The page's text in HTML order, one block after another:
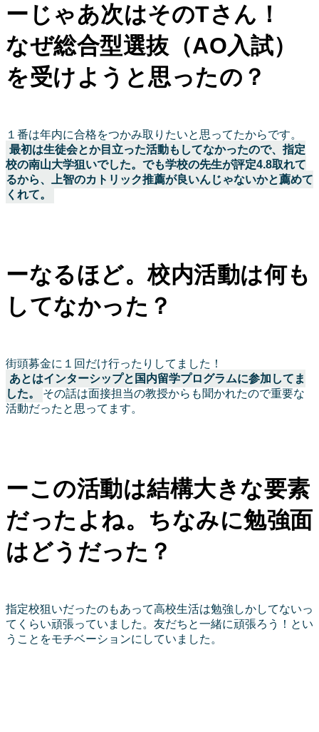
ーじゃあ次はそのTさん！
なぜ総合型選抜（AO入試）
を受けようと思ったの？
１番は年内に合格をつかみ取りたいと思ってたからです。
最初は生徒会とか目立った活動もしてなかったので、指定
校の南山大学狙いでした。でも学校の先生が評定4.8取れて
るから、上智のカトリック推薦が良いんじゃないかと薦めて
くれて。
ーなるほど。校内活動は何も
してなかった？
街頭募金に１回だけ行ったりしてました！
あとはインターシップと国内留学プログラムに参加してま
した。
その話は面接担当の教授からも聞かれたので重要な
活動だったと思ってます。
ーこの活動は結構大きな要素
だったよね。ちなみに勉強面
はどうだった？
指定校狙いだったのもあって高校生活は勉強しかしてないっ
てくらい頑張っていました。友だちと一緒に頑張ろう！とい
うことをモチベーションにしていました。